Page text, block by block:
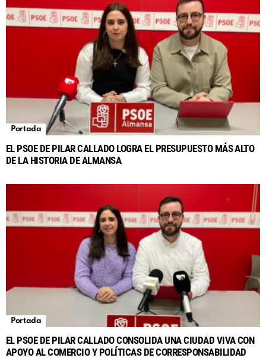
Portada
EL PSOE DE PILAR CALLADO LOGRA EL PRESUPUESTO MÁS ALTO
DE LA HISTORIA DE ALMANSA
Portada
EL PSOE DE PILAR CALLADO CONSOLIDA UNA CIUDAD VIVA CON
APOYO AL COMERCIO Y POLÍTICAS DE CORRESPONSABILIDAD